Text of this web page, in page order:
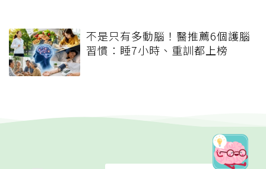
不是只有多動腦！醫推薦6個護腦
習慣：睡7小時、重訓都上榜